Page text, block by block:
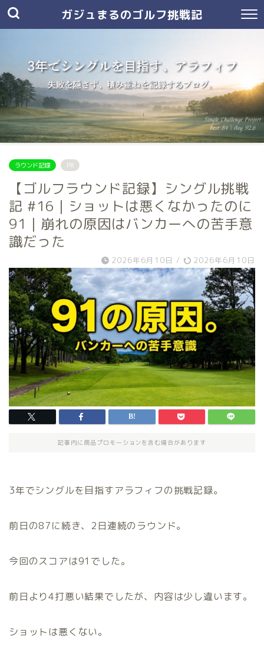
ガジュまるのゴルフ挑戦記
ラウンド記録 PR
【ゴルフラウンド記録】シングル挑戦
記 #16｜ショットは悪くなかったのに
91｜崩れの原因はバンカーへの苦手意
識だった
2026年6月10日 / 2026年6月10日
記事内に商品プロモーションを含む場合があります
3年でシングルを目指すアラフィフの挑戦記録。
前日の87に続き、2日連続のラウンド。
今回のスコアは91でした。
前日より4打悪い結果でしたが、内容は少し違います。
ショットは悪くない。